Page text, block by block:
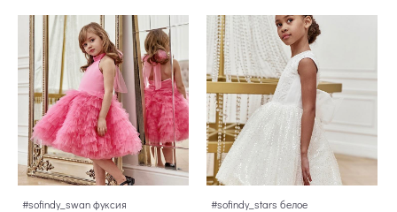
#sofindy_swan фуксия
#sofindy_stars белое